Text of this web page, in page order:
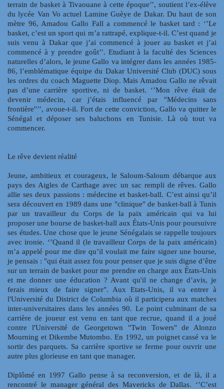
terrain de basket à Tivaouane à cette époque’’, soutient l’ex-élève
du lycée Van Vo actuel Lamine Guèye de Dakar. Du haut de son
mètre 96, Amadou Gallo Fall a commencé le basket tard : ‘’Le
basket, c’est un sport qui m’a rattrapé, explique-t-il. C’est quand je
suis venu à Dakar que j’ai commencé à jouer au basket et j’ai
commencé à y prendre goût’’. Etudiant à la faculté des Sciences
naturelles d’alors, le jeune Gallo va intégrer dans les années 1985-
86, l’emblématique équipe du Dakar Université Club (DUC) sous
les ordres du coach Maguette Diop. Mais Amadou Gallo ne rêvait
pas d’une carrière sportive, ni de basket. ‘’Mon rêve était de
devenir médecin, car j’étais influencé par ''Médecins sans
frontière''’’, avoue-t-il. Fort de cette conviction, Gallo va quitter le
Sénégal et déposer ses baluchons en Tunisie. Là où tout va
commencer.
Le rêve devient réalité
Jeune, ambitieux et courageux, le Saloum-Saloum débarque aux
pays des Aigles de Carthage avec un sac rempli de rêves. Gallo
allie ses deux passions : médecine et basket-ball. C’est ainsi qu’il
sera découvert en 1989 dans une "clinique" de basket-ball à Tunis
par un travailleur du Corps de la paix américain qui va lui
proposer une bourse de basket-ball aux États-Unis pour poursuivre
ses études. Une chose que le jeune Sénégalais se rappelle toujours
avec ironie. ‘’Quand il (le travailleur Corps de la paix américain)
m’a appelé pour me dire qu’il voulait me faire signer une bourse,
je pensais : "qui était assez fou pour penser que je suis digne d’être
sur un terrain de basket pour me prendre en charge aux États-Unis
et me donner une éducation ? Avant qu'il ne change d’avis, je
ferais mieux de faire signer". Aux Etats-Unis, il va entrer à
l'Université du District de Columbia où il participera aux matches
inter-universitaires dans les années 90. Le point culminant de sa
carrière de joueur est venu en tant que recrue, quand il a joué
contre l'Université de Georgetown "Twin Towers" de Alonzo
Mourning et Dikembe Mutombo. En 1992, un poignet cassé va le
sortir des parquets. Sa carrière sportive se ferme pour ouvrir une
autre plus glorieuse en tant que manager.
Diplômé en 1997 Gallo pense à sa reconversion, et de là, il a
rencontré le manager général des Mavericks de Dallas. ‘’C’est